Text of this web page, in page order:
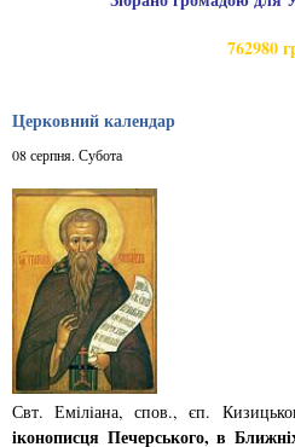
762980
Церковний календар
08 серпня. Субота
Свт. Емiлiана, спов., єп.
iконописця Печер­ського, в